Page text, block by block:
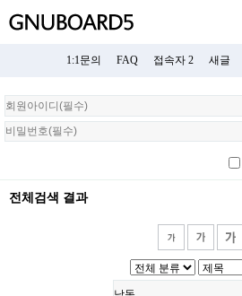
1:1문의 FAQ 접속자 2 새글
회
원
로
전체검색 결과